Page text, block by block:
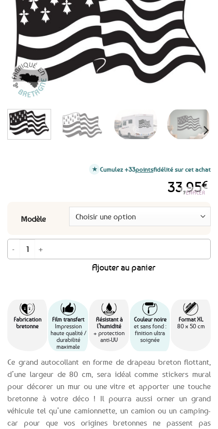
Ce grand autocollant en forme de drapeau breton flottant,
d’une largeur de 80 cm, sera idéal comme stickers mural
pour décorer un mur ou une vitre et apporter une touche
bretonne à votre déco ! Il pourra aussi orner un grand
véhicule tel qu’une camionnette, un camion ou un camping-
car pour que vos origines bretonnes ne passent pas
Fabrication
bretonne
Film transfert
Impression
haute qualité /
durabilité
maximale
Résistant à
l’humidité
+ protection
anti-UV
Couleur noire
et sans fond :
finition ultra
soignée
Format XL
80 x 50 cm
33,95€
Modèle
EFFACER
quantité de Grand Autocollant stickers décoratif Drapeau breton
Ajouter au panier
Cumulez +33pointsfidélité sur cet achat